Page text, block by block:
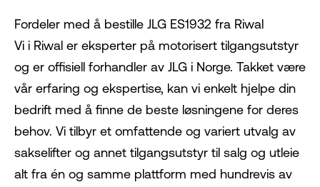
Fordeler med å bestille JLG ES1932 fra Riwal
Vi i Riwal er eksperter på motorisert tilgangsutstyr
og er offisiell forhandler av JLG i Norge. Takket være
vår erfaring og ekspertise, kan vi enkelt hjelpe din
bedrift med å finne de beste løsningene for deres
behov. Vi tilbyr et omfattende og variert utvalg av
sakselifter og annet tilgangsutstyr til salg og utleie
alt fra én og samme plattform med hundrevis av